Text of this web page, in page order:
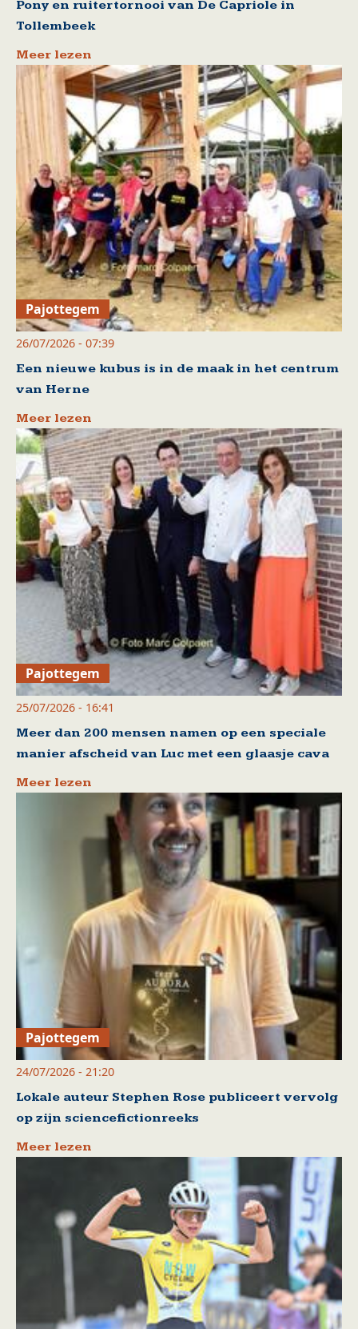
Pony en ruitertornooi van De Capriole in
Tollembeek
Meer lezen
Pajottegem
26/07/2026 - 07:39
Een nieuwe kubus is in de maak in het centrum
van Herne
Meer lezen
Pajottegem
25/07/2026 - 16:41
Meer dan 200 mensen namen op een speciale
manier afscheid van Luc met een glaasje cava
Meer lezen
Pajottegem
24/07/2026 - 21:20
Lokale auteur Stephen Rose publiceert vervolg
op zijn sciencefictionreeks
Meer lezen